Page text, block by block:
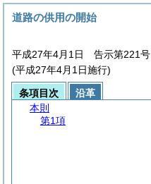
道路の供用の開始
平成27年4月1日 告示第221号
(平成27年4月1日施行)
条項目次
沿革
本則
第1項